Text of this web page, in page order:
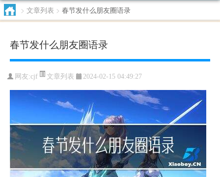
> 文章列表 > 春节发什么朋友圈语录
春节发什么朋友圈语录
网友:cjf 文章列表 2024-02-15 04:49:27